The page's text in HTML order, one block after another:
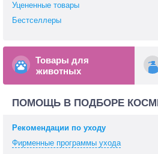
Уцененные товары
Бестселлеры
Товары для
животных
ПОМОЩЬ В ПОДБОРЕ
Рекомендации по уходу
Фирменные программы ухода